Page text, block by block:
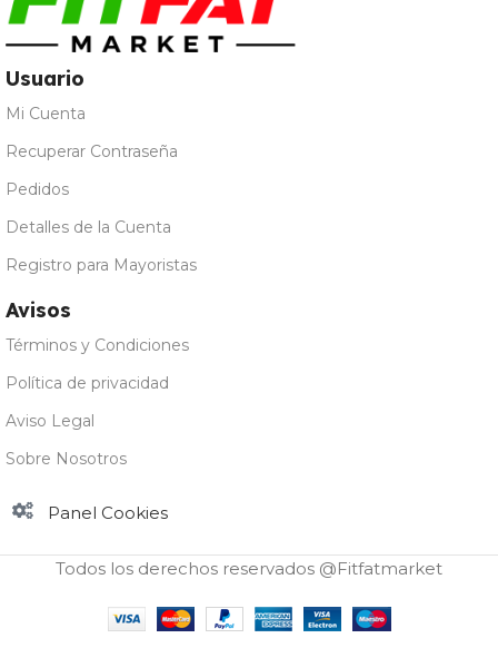
Usuario
Mi Cuenta
Recuperar Contraseña
Pedidos
Detalles de la Cuenta
Registro para Mayoristas
Avisos
Términos y Condiciones
Política de privacidad
Aviso Legal
Sobre Nosotros
Panel Cookies
Todos los derechos reservados @Fitfatmarket